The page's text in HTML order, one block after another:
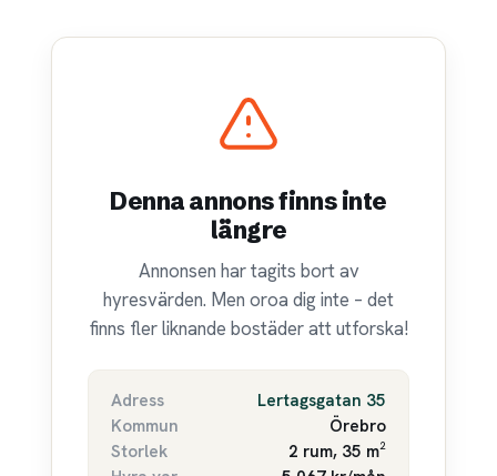
Denna annons finns inte
längre
Annonsen har tagits bort av
hyresvärden. Men oroa dig inte – det
finns fler liknande bostäder att utforska!
Adress
Lertagsgatan 35
Kommun
Örebro
Storlek
2 rum, 35 m²